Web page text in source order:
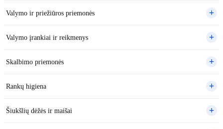
Valymo ir priežiūros priemonės
Valymo įrankiai ir reikmenys
Skalbimo priemonės
Rankų higiena
Šiukšlių dėžės ir maišai